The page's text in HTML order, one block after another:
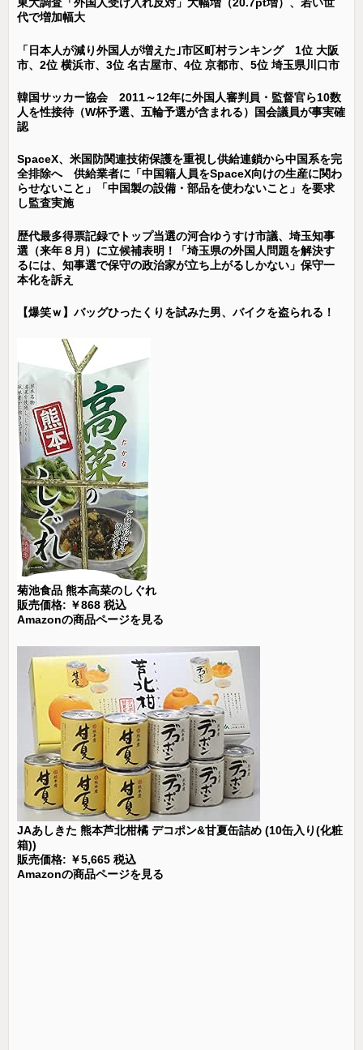
代で増加幅大
「日本人が減り外国人が増えた｣市区町村ランキング 1位 大阪
市、2位 横浜市、3位 名古屋市、4位 京都市、5位 埼玉県川口市
韓国サッカー協会 2011～12年に外国人審判員・監督官ら10数
人を性接待（W杯予選、五輪予選が含まれる）国会議員が事実確
認
SpaceX、米国防関連技術保護を重視し供給連鎖から中国系を完
全排除へ 供給業者に「中国籍人員をSpaceX向けの生産に関わ
らせないこと」「中国製の設備・部品を使わないこと」を要求
し監査実施
歴代最多得票記録でトップ当選の河合ゆうすけ市議、埼玉知事
選（来年８月）に立候補表明！「埼玉県の外国人問題を解決す
るには、知事選で保守の政治家が立ち上がるしかない」保守一
本化を訴え
【爆笑ｗ】バッグひったくりを試みた男、バイクを盗られる！
菊池食品 熊本高菜のしぐれ
販売価格: ￥868 税込
Amazonの商品ページを見る
JAあしきた 熊本芦北柑橘 デコポン&甘夏缶詰め (10缶入り(化粧
箱))
販売価格: ￥5,665 税込
Amazonの商品ページを見る